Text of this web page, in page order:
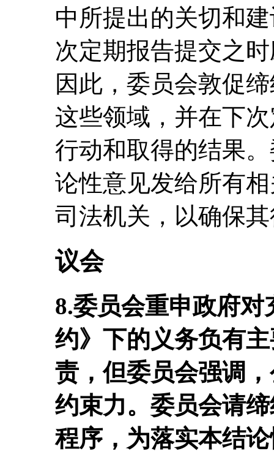
中所提出的关切和
次定期报告提交之
因此，委员会敦促
这些领域，并在下
行动和取得的结果
论性意见发给所有
司法机关，以确保
议会
8.委员会重申政府
约》下的义务负有
责，但委员会强调
约束力。委员会请
程序，为落实本结